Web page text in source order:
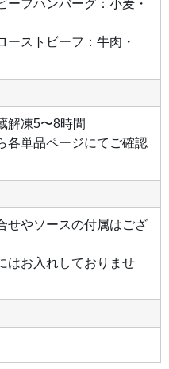
ーフハンバーグ：小麦・
ーストビーフ：牛肉・
解凍5〜8時間
各単品ページにてご確認
せやソースの付属はござ
はお入れしておりませ